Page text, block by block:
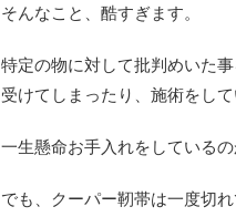
そんなこと、酷すぎます。
特定の物に対して批判めいた
受けてしまったり、施術をし
一生懸命お手入れをしているの
でも、クーパー靭帯は一度切